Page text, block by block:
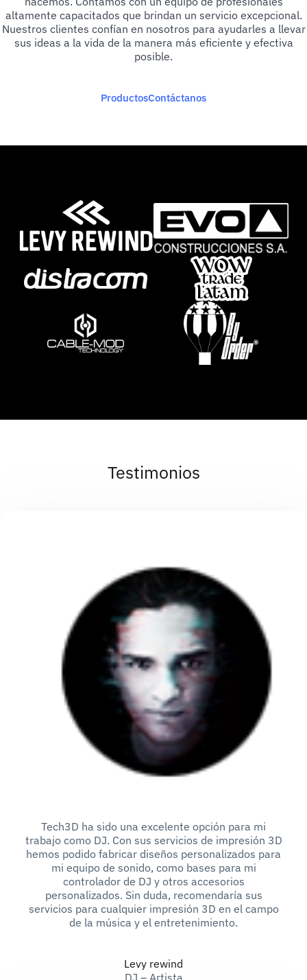
altamente capacitados que brindan un servicio excepcional.
Nuestros clientes confían en nosotros para ayudarles a llevar
sus ideas a la vida de la manera más eficiente y efectiva
posible.
ProductosContáctanos
Testimonios
Tech3D ha sido una excelente opción para mi
trabajo como DJ. Con sus servicios de impresión 3D
hemos podido fabricar diseños personalizados para
mi equipo de sonido, como bases para mi
controlador de DJ y otros accesorios
personalizados. Sin duda, recomendaría sus
servicios para cualquier impresión 3D en el campo
de la música y el entretenimiento.
Levy rewind